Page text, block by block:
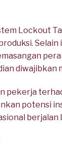
Lockout
pekerja
potensi
berjalan